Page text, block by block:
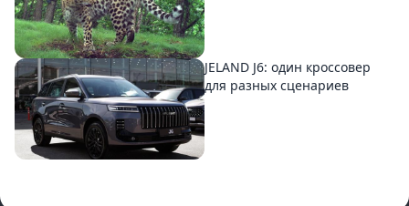
JELAND J6: один кроссовер
для разных сценариев